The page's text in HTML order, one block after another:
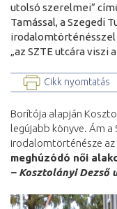
utolsó szerelmei”
Tamással, a Szegedi
irodalomtörténésszel
„az SZTE utcára viszi
Cikk nyomtatás
Borítója alapján
legújabb könyve. Ám
irodalomtörténésze
meghúzódó női
– Kosztolányi Dezső